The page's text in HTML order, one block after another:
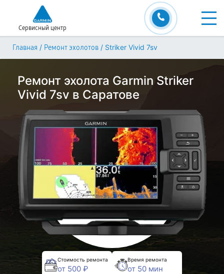
Сервисный центр
Главная / Ремонт эхолотов / Striker Vivid 7sv
Ремонт эхолота Garmin Striker
Vivid 7sv в Саратове
Стоимость ремонта
от 500 ₽
Время ремонта
от 50 мин